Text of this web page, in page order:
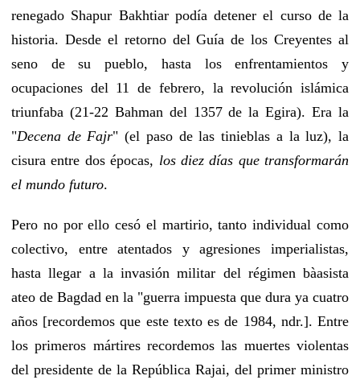
renegado Shapur Bakhtiar podía detener el curso de la
historia. Desde el retorno del Guía de los Creyentes al
seno de su pueblo, hasta los enfrentamientos y
ocupaciones del 11 de febrero, la revolución islámica
triunfaba (21-22 Bahman del 1357 de la Egira). Era la
"Decena de Fajr" (el paso de las tinieblas a la luz), la
cisura entre dos épocas, los diez días que transformarán
el mundo futuro.
Pero no por ello cesó el martirio, tanto individual como
colectivo, entre atentados y agresiones imperialistas,
hasta llegar a la invasión militar del régimen bàasista
ateo de Bagdad en la "guerra impuesta que dura ya cuatro
años [recordemos que este texto es de 1984, ndr.]. Entre
los primeros mártires recordemos las muertes violentas
del presidente de la República Rajai, del primer ministro